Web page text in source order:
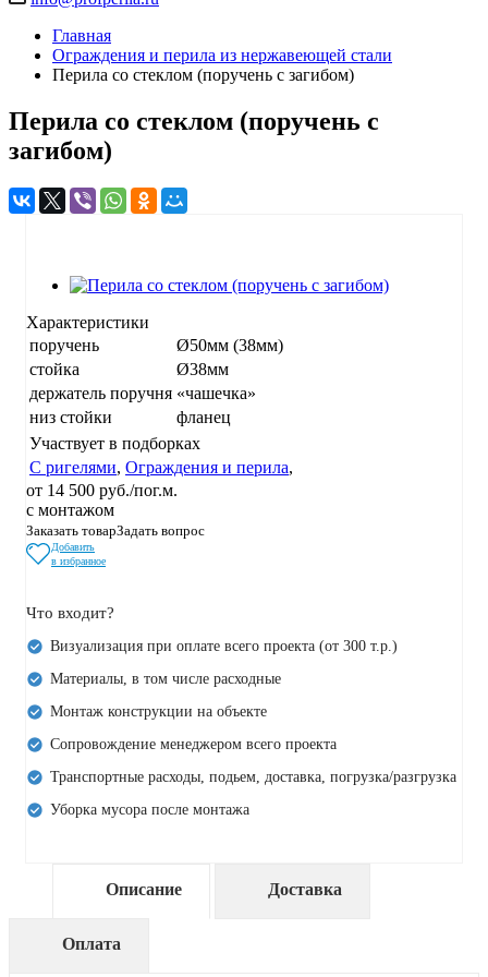
Главная
Ограждения и перила из нержавеющей стали
Перила со стеклом (поручень с загибом)
Перила со стеклом (поручень с
загибом)
Характеристики
поручень
Ø50мм (38мм)
стойка
Ø38мм
держатель поручня «чашечка»
низ стойки
фланец
Участвует в подборках
С ригелями, Ограждения и перила,
от 14 500 руб./пог.м.
с монтажом
Заказать товарЗадать вопрос
Добавить
в избранное
Что входит?
Визуализация при оплате всего проекта (от 300 т.р.)
Материалы, в том числе расходные
Монтаж конструкции на объекте
Сопровождение менеджером всего проекта
Транспортные расходы, подьем, доставка, погрузка/разгрузка
Уборка мусора после монтажа
Описание Доставка
Оплата